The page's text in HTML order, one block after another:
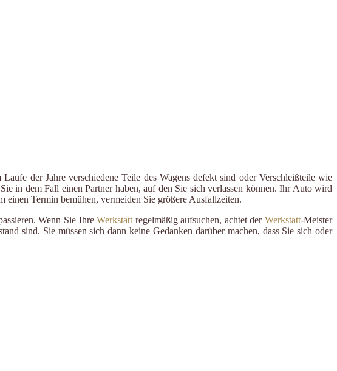
der Jahre verschiedene Teile des Wagens defekt sind oder Verschleißteile wie
in dem Fall einen Partner haben, auf den Sie sich verlassen können. Ihr Auto wird
Termin bemühen, vermeiden Sie größere Ausfallzeiten.
Wenn Sie IhreWerkstatt regelmäßig aufsuchen, achtet derWerkstatt-Meister
sind. Sie müssen sich dann keine Gedanken darüber machen, dass Sie sich oder